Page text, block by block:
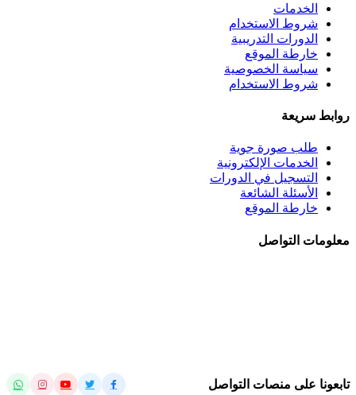
الخدمات
شروط الاستخدام
الدورات التدريبية
خارطة الموقع
سياسة الخصوصية
شروط الاستخدام
روابط سريعة
طلب صورة جوية
الخدمات الإلكترونية
التسجيل في الدورات
الأسئلة الشائعة
خارطة الموقع
معلومات التواصل
تابعونا على منصات التواصل